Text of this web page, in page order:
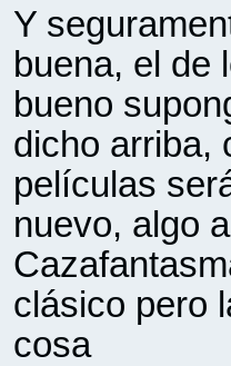
Y
buena, el de
bueno
dicho arriba,
películas
nuevo, algo
clásico pero
cosa